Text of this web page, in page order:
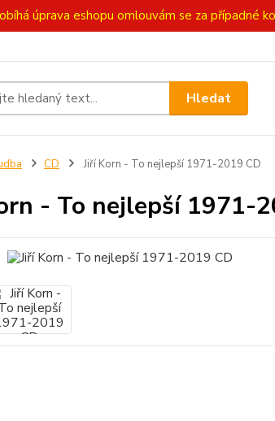
úprava eshopu omlouvám se za případné
Hledat
CD Jiří Korn - To nejlepší 1971-2019 CD
- To nejlepší 1971-